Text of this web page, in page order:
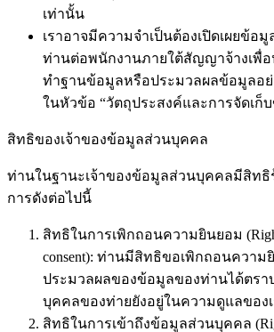
เท่านั้น
เราอาจมีความจำเป็นต้องเปิดเผยข้อ
ท่านต่อพนักงานภายใต้สัญญาจ้างเพื่อ
ทำฐานข้อมูลหรือประมวลผลข้อมูลอย่
ในหัวข้อ “วัตถุประสงค์และการจัดเก็
สิทธิของเจ้าของข้อมูลส่วนบุคคล
ท่านในฐานะเจ้าของข้อมูลส่วนบุคคลมีสิทธิ
การดังต่อไปนี้
สิทธิในการเพิกถอนความยินยอม
consent): ท่านมีสิทธิขอเพิกถอนความ
ประมวลผลของข้อมูลของท่านได้ตร
บุคคลของท่ายยังอยู่ในความดูแลของเ
สิทธิในการเข้าถึงข้อมูลส่วนบุคคล